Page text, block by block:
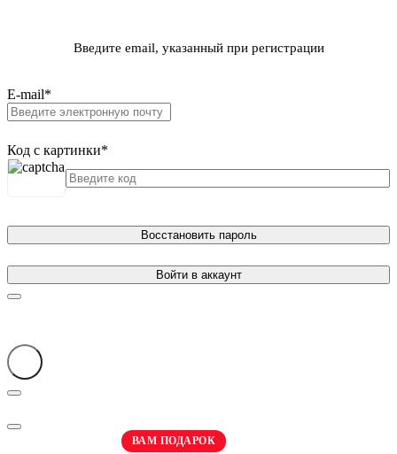
Введите email, указанный при регистрации
E-mail*
Код с картинки*
Восстановить пароль
Войти в аккаунт
ВАМ ПОДАРОК